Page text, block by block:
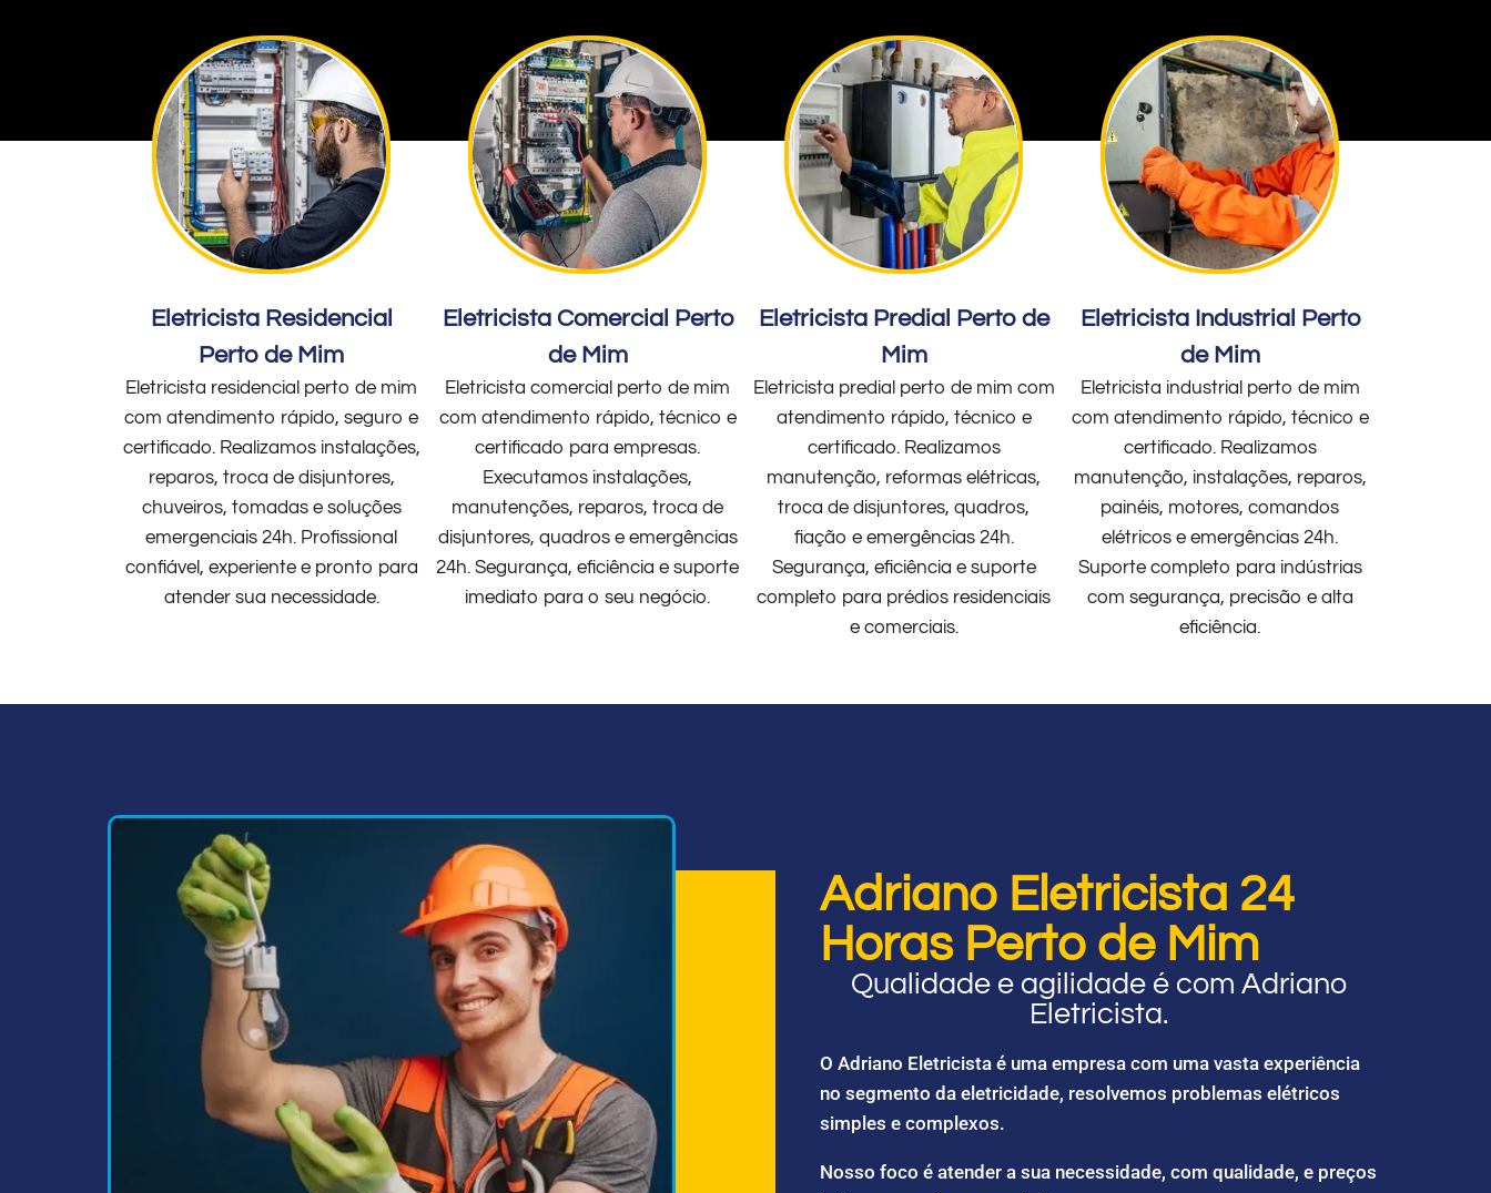
Eletricista Residencial
Perto de Mim
Eletricista residencial perto de mim
com atendimento rápido, seguro e
certificado. Realizamos instalações,
reparos, troca de disjuntores,
chuveiros, tomadas e soluções
emergenciais 24h. Profissional
confiável, experiente e pronto para
atender sua necessidade.
Eletricista Comercial Perto
de Mim
Eletricista comercial perto de mim
com atendimento rápido, técnico e
certificado para empresas.
Executamos instalações,
manutenções, reparos, troca de
disjuntores, quadros e emergências
24h. Segurança, eficiência e suporte
imediato para o seu negócio.
Eletricista Predial Perto de
Mim
Eletricista predial perto de mim com
atendimento rápido, técnico e
certificado. Realizamos
manutenção, reformas elétricas,
troca de disjuntores, quadros,
fiação e emergências 24h.
Segurança, eficiência e suporte
completo para prédios residenciais
e comerciais.
Eletricista Industrial Perto
de Mim
Eletricista industrial perto de mim
com atendimento rápido, técnico e
certificado. Realizamos
manutenção, instalações, reparos,
painéis, motores, comandos
elétricos e emergências 24h.
Suporte completo para indústrias
com segurança, precisão e alta
eficiência.
Adriano Eletricista 24
Horas Perto de Mim
Qualidade e agilidade é com Adriano
Eletricista.
O Adriano Eletricista é uma empresa com uma vasta experiência
no segmento da eletricidade, resolvemos problemas elétricos
simples e complexos.
Nosso foco é atender a sua necessidade, com qualidade, e preços